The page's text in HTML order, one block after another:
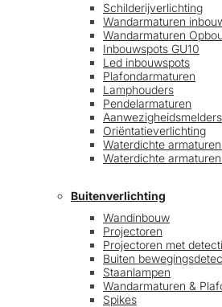
Schilderijverlichting
Wandarmaturen
Wandarmaturen
Inbouwspots GU10
Led inbouwspots
Plafondarmaturen
Lamphouders
Pendelarmaturen
Aanwezigheidsmelders
Oriëntatieverlichting
Waterdichte
Waterdichte
Buitenverlichting
Wandinbouw
Projectoren
Projectoren met
Buiten
Staanlampen
Wandarmaturen &
Spikes